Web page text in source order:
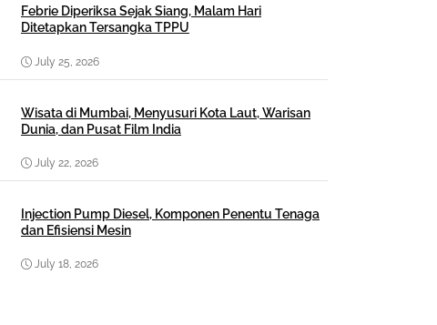
Febrie Diperiksa Sejak Siang, Malam Hari
Ditetapkan Tersangka TPPU
July 25, 2026
Wisata di Mumbai, Menyusuri Kota Laut, Warisan
Dunia, dan Pusat Film India
July 22, 2026
Injection Pump Diesel, Komponen Penentu Tenaga
dan Efisiensi Mesin
July 18, 2026